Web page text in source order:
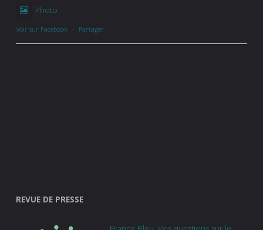
Photo
Voir sur Facebook · Partager
REVUE DE PRESSE